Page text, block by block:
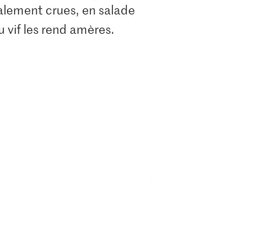
crues, en salade
vif les rend amères.